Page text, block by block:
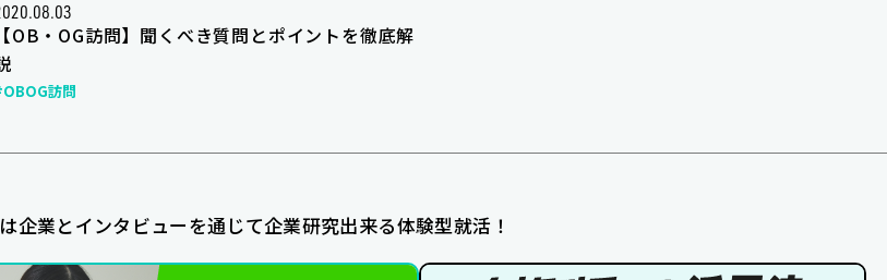
【OB・OG訪問】聞くべき質問とポイントを徹底解
訪問
企業とインタビューを通じて企業研究出来る体験型就活！